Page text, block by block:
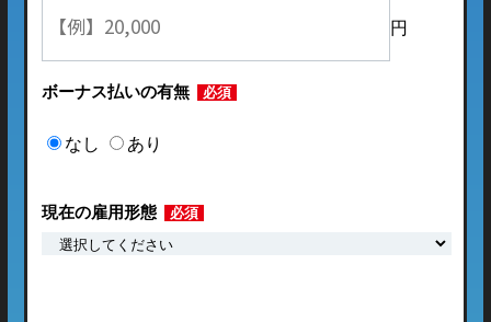
円
ボーナス払いの有無 必須
なし あり
現在の雇用形態 必須